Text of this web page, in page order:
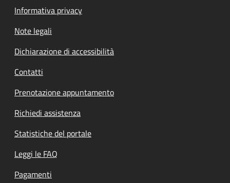
Informativa privacy
Note legali
Dichiarazione di accessibilità
Contatti
Prenotazione appuntamento
Richiedi assistenza
Statistiche del portale
Leggi le FAQ
Pagamenti